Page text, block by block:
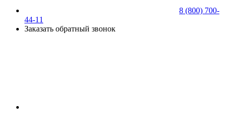
8 (800) 700-
44-11
Заказать обратный звонок